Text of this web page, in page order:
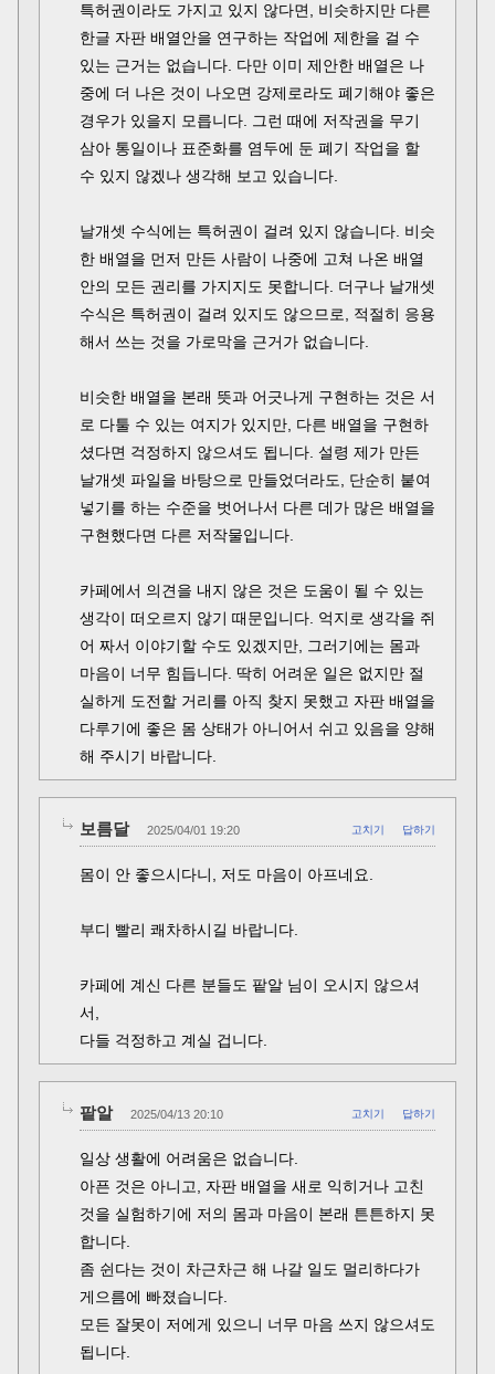
특허권이라도 가지고 있지 않다면, 비슷하지만 다른
한글 자판 배열안을 연구하는 작업에 제한을 걸 수
있는 근거는 없습니다. 다만 이미 제안한 배열은 나
중에 더 나은 것이 나오면 강제로라도 폐기해야 좋은
경우가 있을지 모릅니다. 그런 때에 저작권을 무기
삼아 통일이나 표준화를 염두에 둔 폐기 작업을 할
수 있지 않겠나 생각해 보고 있습니다.
날개셋 수식에는 특허권이 걸려 있지 않습니다. 비슷
한 배열을 먼저 만든 사람이 나중에 고쳐 나온 배열
안의 모든 권리를 가지지도 못합니다. 더구나 날개셋
수식은 특허권이 걸려 있지도 않으므로, 적절히 응용
해서 쓰는 것을 가로막을 근거가 없습니다.
비슷한 배열을 본래 뜻과 어긋나게 구현하는 것은 서
로 다툴 수 있는 여지가 있지만, 다른 배열을 구현하
셨다면 걱정하지 않으셔도 됩니다. 설령 제가 만든
날개셋 파일을 바탕으로 만들었더라도, 단순히 붙여
넣기를 하는 수준을 벗어나서 다른 데가 많은 배열을
구현했다면 다른 저작물입니다.
카페에서 의견을 내지 않은 것은 도움이 될 수 있는
생각이 떠오르지 않기 때문입니다. 억지로 생각을 쥐
어 짜서 이야기할 수도 있겠지만, 그러기에는 몸과
마음이 너무 힘듭니다. 딱히 어려운 일은 없지만 절
실하게 도전할 거리를 아직 찾지 못했고 자판 배열을
다루기에 좋은 몸 상태가 아니어서 쉬고 있음을 양해
해 주시기 바랍니다.
보름달 2025/04/01 19:20 고치기 답하기
몸이 안 좋으시다니, 저도 마음이 아프네요.
부디 빨리 쾌차하시길 바랍니다.
카페에 계신 다른 분들도 팥알 님이 오시지 않으셔
서,
다들 걱정하고 계실 겁니다.
팥알 2025/04/13 20:10 고치기 답하기
일상 생활에 어려움은 없습니다.
아픈 것은 아니고, 자판 배열을 새로 익히거나 고친
것을 실험하기에 저의 몸과 마음이 본래 튼튼하지 못
합니다.
좀 쉰다는 것이 차근차근 해 나갈 일도 멀리하다가
게으름에 빠졌습니다.
모든 잘못이 저에게 있으니 너무 마음 쓰지 않으셔도
됩니다.